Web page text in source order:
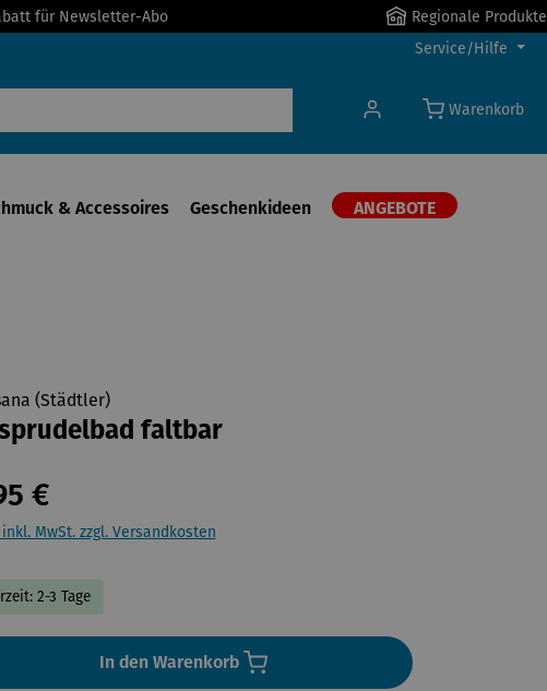
für Newsletter-Abo
Regionale Produkte
Service/Hilfe
Warenkorb
& Accessoires Geschenkideen ANGEBOTE
(Städtler)
faltbar
€
MwSt. zzgl. Versandkosten
2-3 Tage
In den Warenkorb